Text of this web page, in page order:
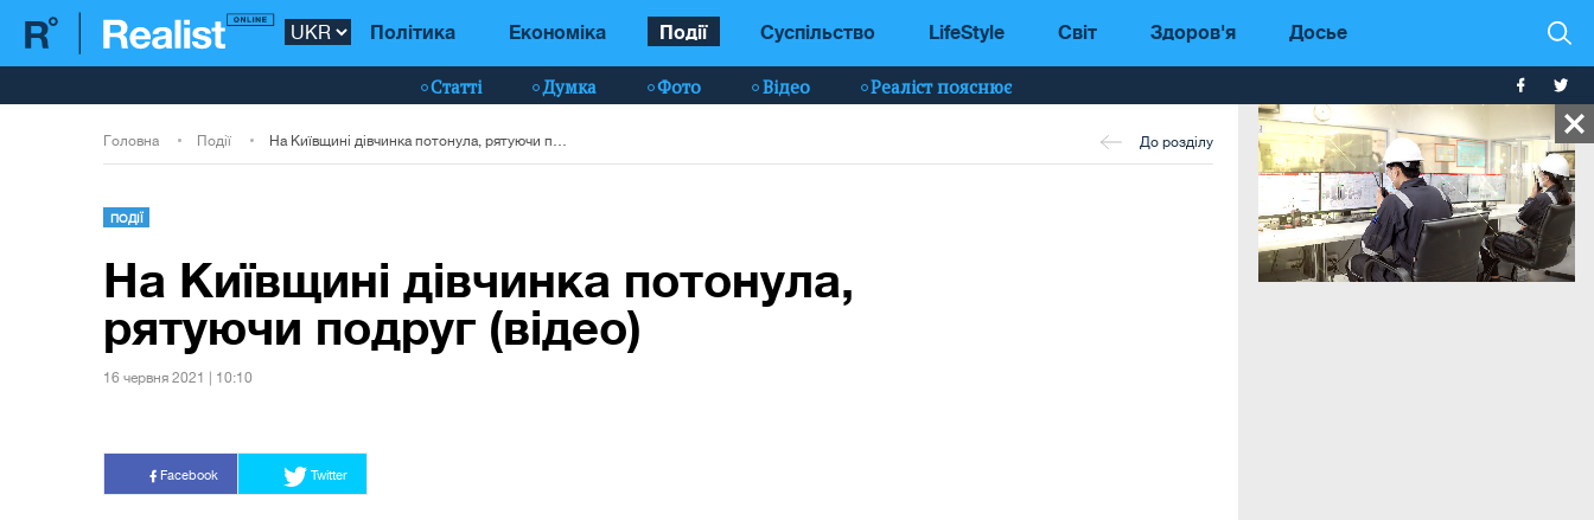
Політика Економіка Події Суспільство LifeStyle Світ Здоров'я Досье
Статті Думка Фото Відео Реаліст пояснює
Головна Події До розділу
ПОДІЇ
На Київщині дівчинка потонула,
рятуючи подруг (відео)
16 червня 2021 | 10:10
Facebook Twitter